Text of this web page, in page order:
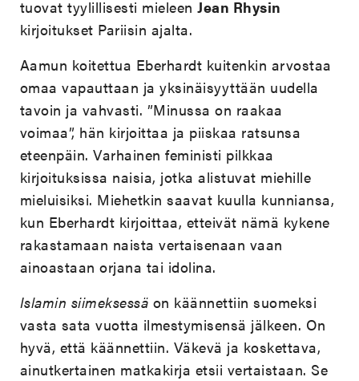
tuovat tyylillisesti mieleenJean Rhysin
kirjoitukset Pariisin ajalta.
Aamun koitettua Eberhardt kuitenkin arvostaa
omaa vapauttaan ja yksinäisyyttään uudella
tavoin ja vahvasti. ”Minussa on raakaa
voimaa”, hän kirjoittaa ja piiskaa ratsunsa
eteenpäin. Varhainen feministi pilkkaa
kirjoituksissa naisia, jotka alistuvat miehille
mieluisiksi. Miehetkin saavat kuulla kunniansa,
kun Eberhardt kirjoittaa, etteivät nämä kykene
rakastamaan naista vertaisenaan vaan
ainoastaan orjana tai idolina.
Islamin siimeksessä on käännettiin suomeksi
vasta sata vuotta ilmestymisensä jälkeen. On
hyvä, että käännettiin. Väkevä ja koskettava,
ainutkertainen matkakirja etsii vertaistaan. Se